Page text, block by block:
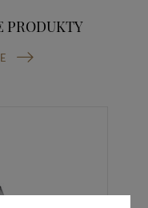
PRODUKTY